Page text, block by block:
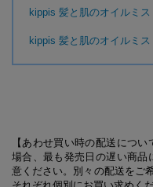
kippis 髪と肌のオイルミ
kippis 髪と肌のオイルミ
【あわせ買い時の配送につ
場合、最も発売日の遅い商品
意ください。別々の配送をご